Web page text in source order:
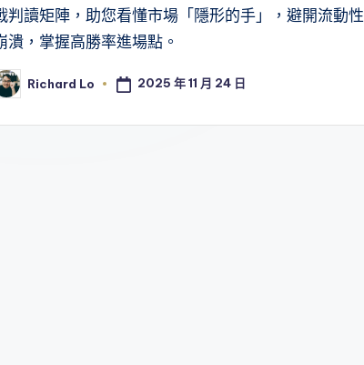
判讀矩陣，助您看懂市場「隱形的手」，避開流動性
潰，掌握高勝率進場點。
Richard Lo 2025 年 11 月 24 日